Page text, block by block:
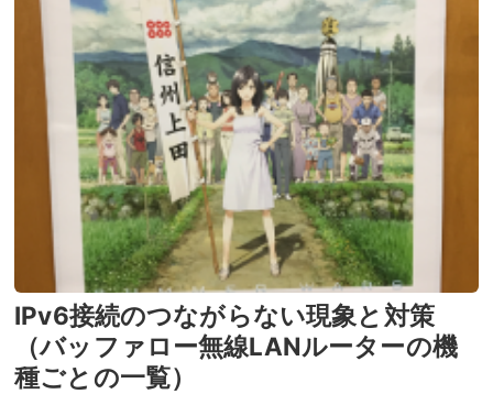
IPv6接続のつながらない現象と対策
（バッファロー無線LANルーターの機
種ごとの一覧）